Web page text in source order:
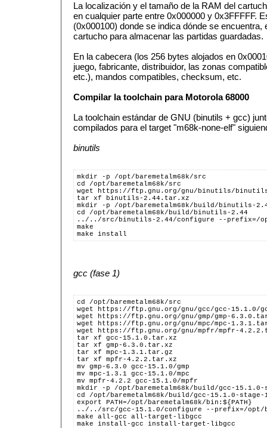
La localización y el tamaño de la RAM del
en cualquier parte entre 0x000000 y 0x3FFFFF.
(0x000100) donde se indica dónde se
cartucho para almacenar las partidas guardadas.
En la cabecera (los 256 bytes alojados en
juego, fabricante, distribuidor, las zonas
etc.), mandos compatibles, checksum, etc.
Compilar la toolchain para Motorola 68000
La toolchain estándar de GNU (binutils + gcc)
compilados para el target "m68k-none-elf"
binutils
mkdir -p /opt/baremetalm68k/src
cd /opt/baremetalm68k/src
wget https://ftp.gnu.org/gnu/binutils/
tar xf binutils-2.44.tar.xz
mkdir -p /opt/baremetalm68k/build/binutils-
cd /opt/baremetalm68k/build/binutils-2.44
../../src/binutils-2.44/configure --prefix=/
make
make install
gcc (fase 1)
cd /opt/baremetalm68k/src
wget https://ftp.gnu.org/gnu/gcc/gcc-15.1.0/
wget https://ftp.gnu.org/gnu/gmp/gmp-
wget https://ftp.gnu.org/gnu/mpc/mpc-
wget https://ftp.gnu.org/gnu/mpfr/mpfr-
tar xf gcc-15.1.0.tar.xz
tar xf gmp-6.3.0.tar.xz
tar xf mpc-1.3.1.tar.gz
tar xf mpfr-4.2.2.tar.xz
mv gmp-6.3.0 gcc-15.1.0/gmp
mv mpc-1.3.1 gcc-15.1.0/mpc
mv mpfr-4.2.2 gcc-15.1.0/mpfr
mkdir -p /opt/baremetalm68k/build/gcc-15.1.0-
cd /opt/baremetalm68k/build/gcc-15.1.0-stage-
export PATH=/opt/baremetalm68k/bin:${PATH}
../../src/gcc-15.1.0/configure --prefix=/opt/
make all-gcc all-target-libgcc
make install-gcc install-target-libgcc